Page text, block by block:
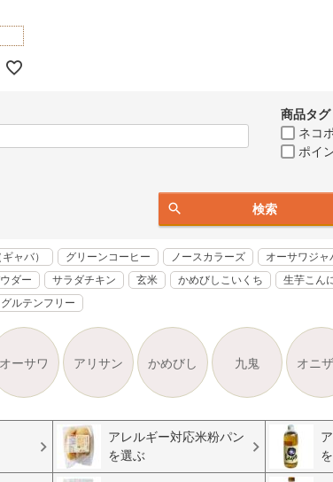
商品タグ
ネコ
ポイ
検索
ャバ） グリーンコーヒー ノースカラーズ オーサワジ
ダー サラダチキン 玄米 かめびしこいくち 生芋こん
グルテンフリー
オーサワ アリサン かめびし 九鬼 オニ
アレルギー対応米粉パン
を選ぶ